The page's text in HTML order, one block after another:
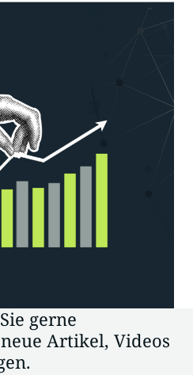
gerne
Artikel, Videos